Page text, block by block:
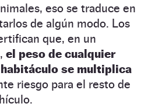
eso se traduce en
de algún modo. Los
que, en un
el peso de cualquier
se multiplica
riesgo para el resto de